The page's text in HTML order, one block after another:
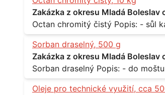
Zakázka z okresu Mladá Boleslav
Sorban draselný, 500 g
Zakázka z okresu Mladá Boleslav
Oleje pro technické využití, cca